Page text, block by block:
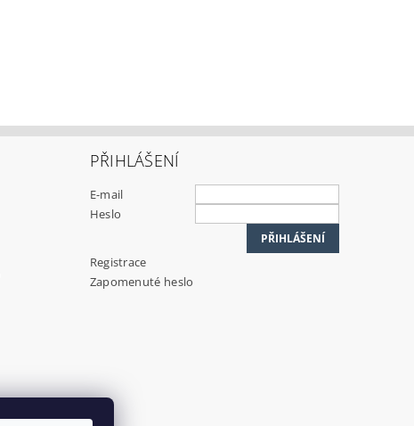
PŘIHLÁŠENÍ
E-mail
Heslo
Registrace
Zapomenuté heslo